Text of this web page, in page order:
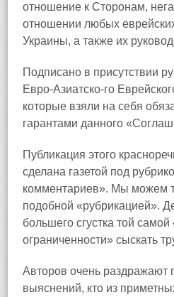
отношение к Сторонам,
отношении любых
Украины, а также их
Подписано в присутствии
Евро‑Азиатско‑го
которые взяли на себя
гарантами данного
Публикация этого
сделана газетой под
комментариев». Мы можем
подобной «рубрикацией».
большего сгустка той
ограниченности» сыскать
Авторов очень раздражают
выяснений, кто из